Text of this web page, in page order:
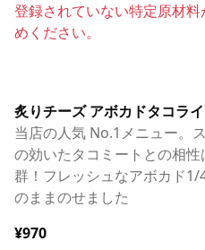
登録されていない特定原材
めください。
炙りチーズ アボカドタコラ
当店の人気 No.1メニュー。
の効いたタコミートとの相性
群！フレッシュなアボカド1/
のままのせました
¥970